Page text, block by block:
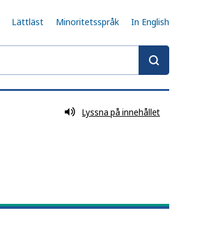
Lättläst Minoritetsspråk In English
Lyssna på innehållet